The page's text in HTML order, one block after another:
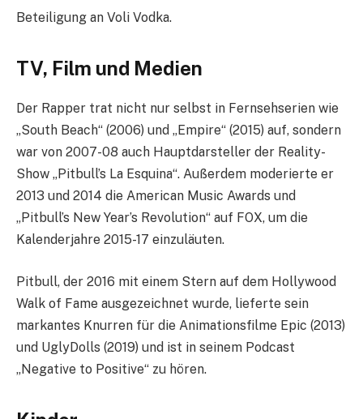
Beteiligung an Voli Vodka.
TV, Film und Medien
Der Rapper trat nicht nur selbst in Fernsehserien wie
„South Beach“ (2006) und „Empire“ (2015) auf, sondern
war von 2007-08 auch Hauptdarsteller der Reality-
Show „Pitbull’s La Esquina“. Außerdem moderierte er
2013 und 2014 die American Music Awards und
„Pitbull’s New Year’s Revolution“ auf FOX, um die
Kalenderjahre 2015-17 einzuläuten.
Pitbull, der 2016 mit einem Stern auf dem Hollywood
Walk of Fame ausgezeichnet wurde, lieferte sein
markantes Knurren für die Animationsfilme Epic (2013)
und UglyDolls (2019) und ist in seinem Podcast
„Negative to Positive“ zu hören.